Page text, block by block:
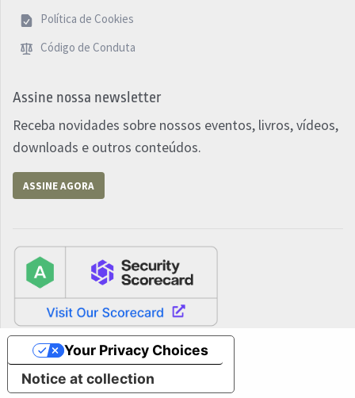
Política de Cookies
Código de Conduta
Assine nossa newsletter
Receba novidades sobre nossos eventos, livros, vídeos,
downloads e outros conteúdos.
ASSINE AGORA
Notice at collection
Your Privacy Choices